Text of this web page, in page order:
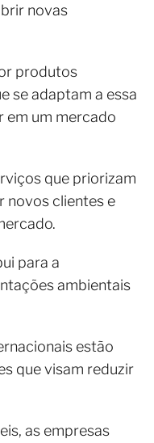
novas
produtos
se adaptam a essa
em um mercado
que priorizam
novos clientes e
para a
ambientais
estão
que visam reduzir
as empresas